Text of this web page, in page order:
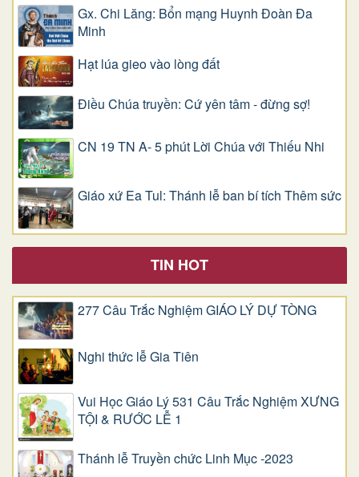
Gx. Chi Lăng: Bổn mạng Huynh Đoàn Đa
Minh
Hạt lúa gieo vào lòng đất
Điều Chúa truyền: Cứ yên tâm - đừng sợ!
CN 19 TN A- 5 phút Lời Chúa với Thiếu Nhi
Giáo xứ Ea Tul: Thánh lễ ban bí tích Thêm sức
TIN HOT
277 Câu Trắc Nghiệm GIÁO LÝ DỰ TÒNG
Nghi thức lễ Gia Tiên
Vui Học Giáo Lý 531 Câu Trắc Nghiệm XƯNG
TỘI & RƯỚC LỄ 1
Thánh lễ Truyền chức Linh Mục -2023